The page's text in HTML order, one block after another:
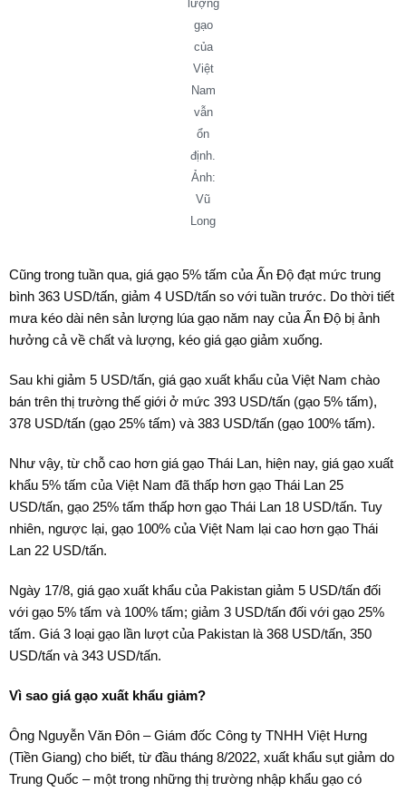
lượng
gạo
của
Việt
Nam
vẫn
ổn
định.
Ảnh:
Vũ
Long
Cũng trong tuần qua, giá gạo 5% tấm của Ấn Độ đạt mức trung
bình 363 USD/tấn, giảm 4 USD/tấn so với tuần trước. Do thời tiết
mưa kéo dài nên sản lượng lúa gạo năm nay của Ấn Độ bị ảnh
hưởng cả về chất và lượng, kéo giá gạo giảm xuống.
Sau khi giảm 5 USD/tấn, giá gạo xuất khẩu của Việt Nam chào
bán trên thị trường thế giới ở mức 393 USD/tấn (gạo 5% tấm),
378 USD/tấn (gạo 25% tấm) và 383 USD/tấn (gạo 100% tấm).
Như vậy, từ chỗ cao hơn giá gạo Thái Lan, hiện nay, giá gạo xuất
khẩu 5% tấm của Việt Nam đã thấp hơn gạo Thái Lan 25
USD/tấn, gạo 25% tấm thấp hơn gạo Thái Lan 18 USD/tấn. Tuy
nhiên, ngược lại, gạo 100% của Việt Nam lại cao hơn gạo Thái
Lan 22 USD/tấn.
Ngày 17/8, giá gạo xuất khẩu của Pakistan giảm 5 USD/tấn đối
với gạo 5% tấm và 100% tấm; giảm 3 USD/tấn đối với gạo 25%
tấm. Giá 3 loại gạo lần lượt của Pakistan là 368 USD/tấn, 350
USD/tấn và 343 USD/tấn.
Vì sao giá gạo xuất khẩu giảm?
Ông Nguyễn Văn Đôn – Giám đốc Công ty TNHH Việt Hưng
(Tiền Giang) cho biết, từ đầu tháng 8/2022, xuất khẩu sụt giảm do
Trung Quốc – một trong những thị trường nhập khẩu gạo có